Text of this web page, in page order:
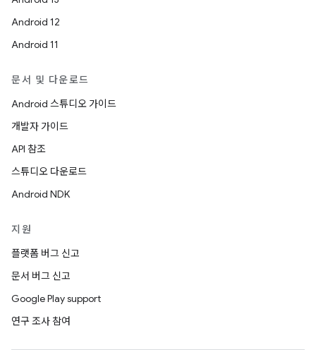
Android 12
Android 11
문서 및 다운로드
Android 스튜디오 가이드
개발자 가이드
API 참조
스튜디오 다운로드
Android NDK
지원
플랫폼 버그 신고
문서 버그 신고
Google Play support
연구 조사 참여